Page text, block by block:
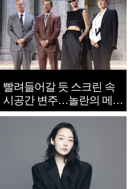
빨려들어갈 듯 스크린 속
시공간 변주…놀란의 메시
지는 ‘전쟁 속죄’